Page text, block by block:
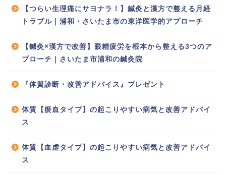
【つらい生理痛にサヨナラ！】鍼灸と漢方で整える月経
トラブル｜浦和・さいたま市の東洋医学的アプローチ
【鍼灸×漢方で改善】眼精疲労を根本から整える3つのア
プローチ｜さいたま市浦和の鍼灸院
『体質診断・改善アドバイス』プレゼント
体質【瘀血タイプ】の起こりやすい病気と改善アドバイ
ス
体質【血虚タイプ】の起こりやすい病気と改善アドバイ
ス